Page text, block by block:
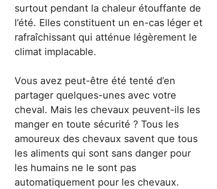
surtout pendant la chaleur étouffante de
l’été. Elles constituent un en-cas léger et
rafraîchissant qui atténue légèrement le
climat implacable.
Vous avez peut-être été tenté d’en
partager quelques-unes avec votre
cheval. Mais les chevaux peuvent-ils les
manger en toute sécurité ? Tous les
amoureux des chevaux savent que tous
les aliments qui sont sans danger pour
les humains ne le sont pas
automatiquement pour les chevaux.